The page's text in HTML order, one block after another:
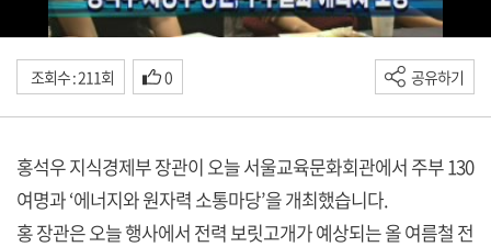
조회수 : 211회 0 공유하기
홍석우 지식경제부 장관이 오늘 서울교육문화회관에서 주부 130
여명과 ‘에너지와 원자력 소통마당’을 개최했습니다.
홍 장관은 오늘 행사에서 전력 보릿고개가 예상되는 올 여름철 전